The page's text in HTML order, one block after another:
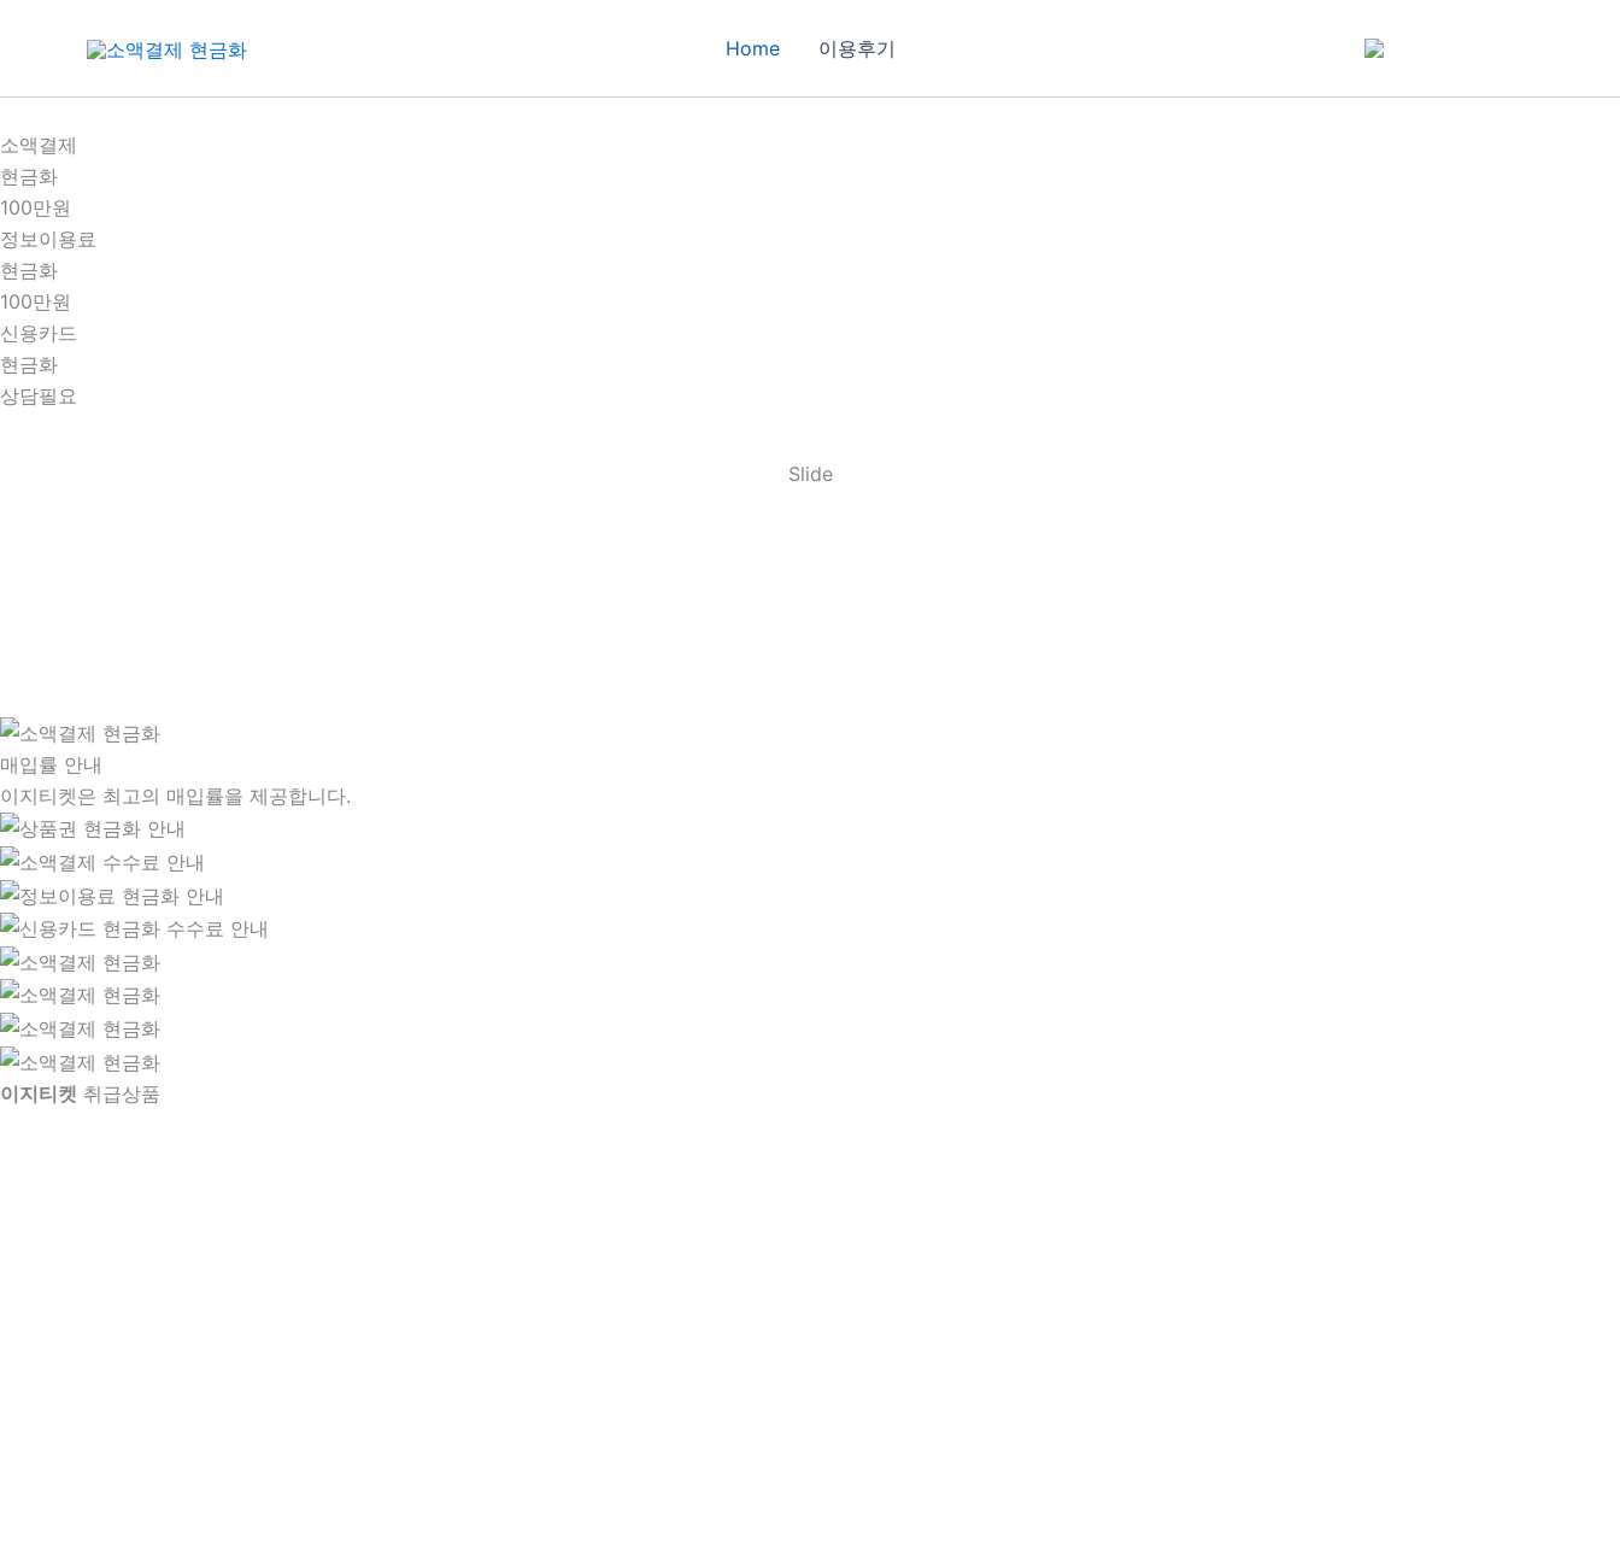
건
너
뛰
기
Home 이용후기
소액결제
현금화
100만원
정보이용료
현금화
100만원
신용카드
현금화
상담필요
Slide
매입률 안내
이지티켓은 최고의 매입률을 제공합니다.
이지티켓 취급상품